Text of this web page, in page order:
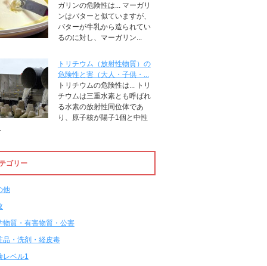
ガリンの危険性は... マーガリ
ンはバターと似ていますが、
バターが牛乳から造られてい
るのに対し、マーガリン...
トリチウム（放射性物質）の
危険性と害（大人・子供・...
トリチウムの危険性は... トリ
チウムは三重水素とも呼ばれ
る水素の放射性同位体であ
り、原子核が陽子1個と中性
ゴリー
他
物質・有害物質・公害
品・洗剤・経皮毒
レベル1